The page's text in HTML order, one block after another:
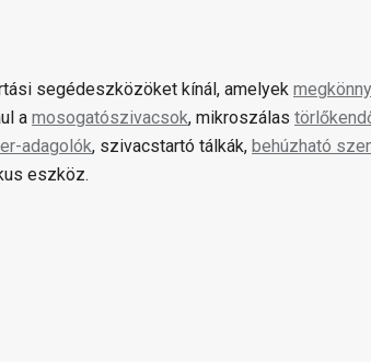
segédeszközöket kínál, amelyek
a mosogatószivacsok, mikroszálas
adagolók, szivacstartó tálkák, behúzható
eszköz.